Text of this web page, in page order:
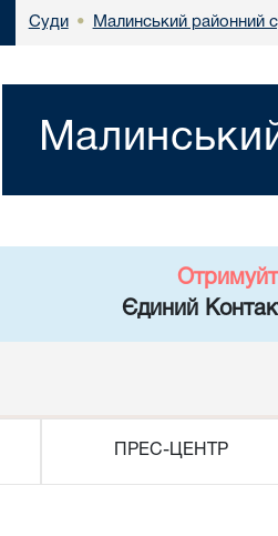
Суди • Малинський районний
Єдиний
ПРЕС-ЦЕНТР